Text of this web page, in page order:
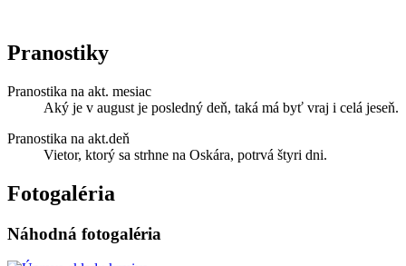
Pranostiky
Pranostika na akt. mesiac
Aký je v august je posledný deň, taká má byť vraj i celá jeseň.
Pranostika na akt.deň
Vietor, ktorý sa strhne na Oskára, potrvá štyri dni.
Fotogaléria
Náhodná fotogaléria